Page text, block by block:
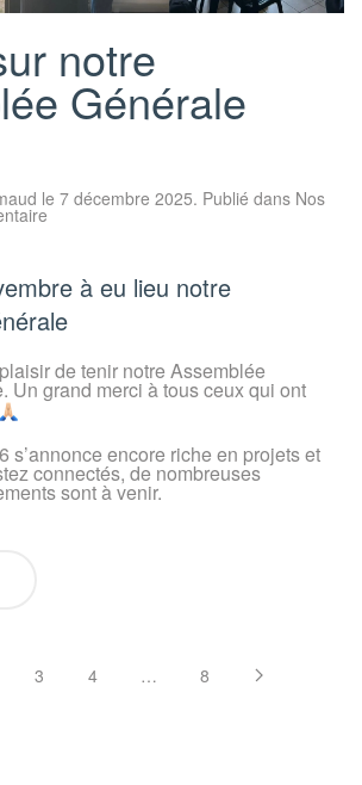
notre
Générale
le 7 décembre 2025. Publié dans Nos
Assemblée
Générale
2025
à eu lieu notre
de tenir notre Assemblée
Un grand merci à tous ceux qui ont
s’annonce encore riche en projets et
connectés, de nombreuses
sont à venir.
3 4 … 8